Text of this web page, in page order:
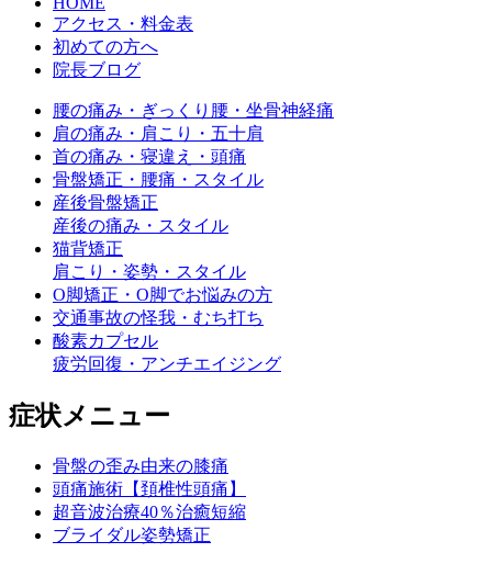
アクセス・料金表
初めての方へ
院長ブログ
腰の痛み・ぎっくり腰・坐骨神経痛
肩の痛み・肩こり・五十肩
首の痛み・寝違え・頭痛
骨盤矯正・腰痛・スタイル
産後骨盤矯正
産後の痛み・スタイル
猫背矯正
肩こり・姿勢・スタイル
O脚矯正・O脚でお悩みの方
交通事故の怪我・むち打ち
酸素カプセル
疲労回復・アンチエイジング
症状メニュー
骨盤の歪み由来の膝痛
頭痛施術【頚椎性頭痛】
超音波治療40％治癒短縮
ブライダル姿勢矯正